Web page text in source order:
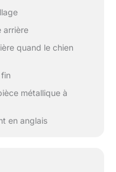
arrière
quand le chien
métallique à
en anglais